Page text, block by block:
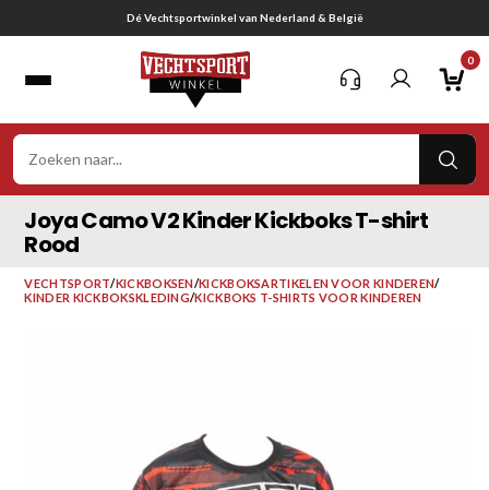
naar
Gratis verzending vanaf € 75,-
0
Joya Camo V2 Kinder Kickboks T-shirt
Rood
VECHTSPORT/KICKBOKSEN/KICKBOKSARTIKELEN VOOR KINDEREN/
KINDER KICKBOKSKLEDING/KICKBOKS T-SHIRTS VOOR KINDEREN